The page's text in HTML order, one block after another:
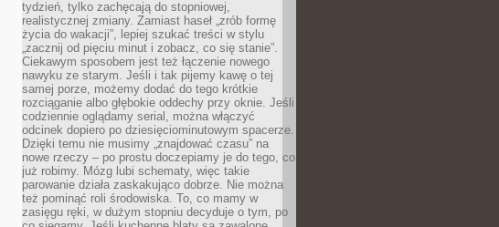
tydzień, tylko zachęcają do stopniowej,
realistycznej zmiany. Zamiast haseł „zrób formę
życia do wakacji”, lepiej szukać treści w stylu
„zacznij od pięciu minut i zobacz, co się stanie”.
Ciekawym sposobem jest też łączenie nowego
nawyku ze starym. Jeśli i tak pijemy kawę o tej
samej porze, możemy dodać do tego krótkie
rozciąganie albo głębokie oddechy przy oknie. Jeśli
codziennie oglądamy serial, można włączyć
odcinek dopiero po dziesięciominutowym spacerze.
Dzięki temu nie musimy „znajdować czasu” na
nowe rzeczy – po prostu doczepiamy je do tego, co
już robimy. Mózg lubi schematy, więc takie
parowanie działa zaskakująco dobrze. Nie można
też pominąć roli środowiska. To, co mamy w
zasięgu ręki, w dużym stopniu decyduje o tym, po